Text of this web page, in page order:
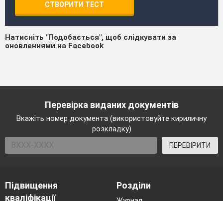
СТВОРИТИ ТЕСТ
Натисніть "Подобається", щоб слідкувати за
оновленнями на Facebook
Перевірка виданих документів
Вкажіть номер документа (використовуйте кириличну
розкладку)
ПЕРЕВІРИТИ
Підвищення
кваліфікації
Розділи